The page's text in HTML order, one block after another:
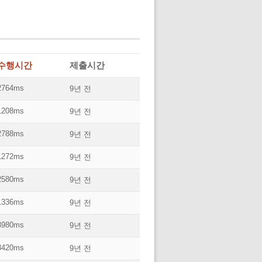
행시간 제출시간
9년 전
9년 전
9년 전
9년 전
9년 전
9년 전
9년 전
9년 전